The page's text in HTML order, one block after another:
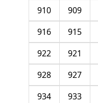
909
910
915
916
921
922
927
928
933
934